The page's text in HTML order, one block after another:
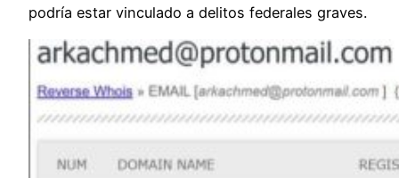
podría estar vinculado a delitos federales graves.